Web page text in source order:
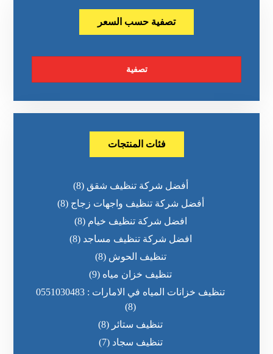
تصفية حسب السعر
تصفية
فئات المنتجات
أفضل شركة تنظيف شقق (8)
أفضل شركة تنظيف واجهات زجاج (8)
افضل شركة تنظيف خيام (8)
افضل شركة تنظيف مساجد (8)
تنظيف الحوش (8)
تنظيف خزان مياه (9)
تنظيف خزانات المياه في الامارات : 0551030483
(8)
تنظيف ستائر (8)
تنظيف سجاد (7)